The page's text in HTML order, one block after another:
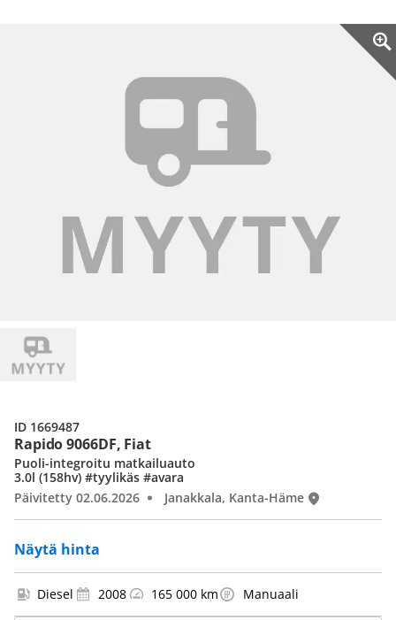
Rapido 9066DF, Fiat
Näytä hinta
Puoli-integroitu matkailuauto
3.0l (158hv) #tyylikäs #avara
Päivitetty 02.06.2026
Janakkala, Kanta-Häme
ID 1669487
Diesel 2008 165 000 km Manuaali